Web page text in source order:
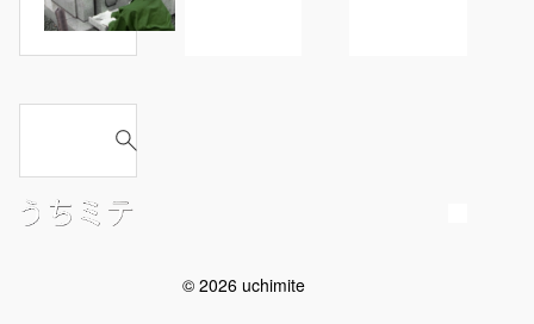
る
実
a
r
© 2026 uchimite